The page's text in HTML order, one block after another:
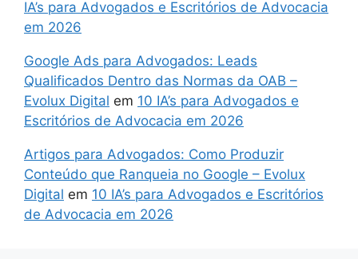
IA’s para Advogados e Escritórios de Advocacia
em 2026
Google Ads para Advogados: Leads
Qualificados Dentro das Normas da OAB –
Evolux Digital em 10 IA’s para Advogados e
Escritórios de Advocacia em 2026
Artigos para Advogados: Como Produzir
Conteúdo que Ranqueia no Google – Evolux
Digital em 10 IA’s para Advogados e Escritórios
de Advocacia em 2026